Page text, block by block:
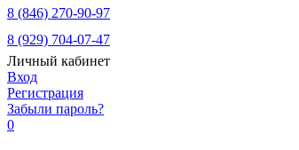
8 (846) 270-90-97
8 (929) 704-07-47
Личный кабинет
Вход
Регистрация
Забыли пароль?
0